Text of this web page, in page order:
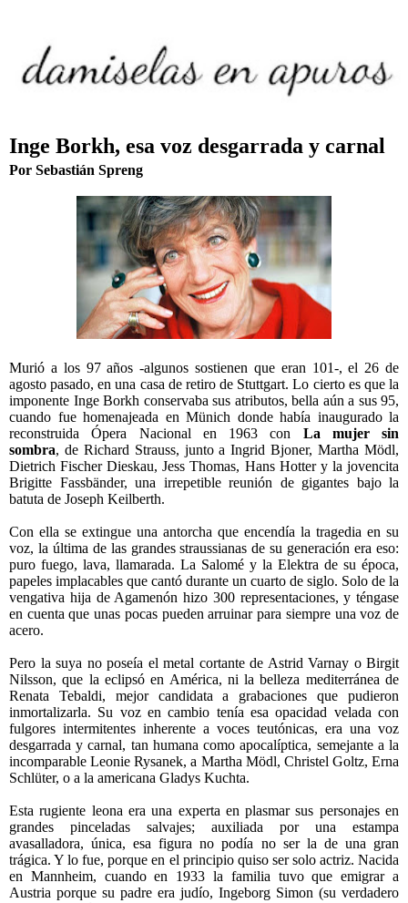
Inge Borkh, esa voz desgarrada y carnal
Por Sebastián Spreng
Murió a los 97 años -algunos sostienen que eran 101-, el 26 de
agosto pasado, en una casa de retiro de Stuttgart. Lo cierto es que la
imponente Inge Borkh conservaba sus atributos, bella aún a sus 95,
cuando fue homenajeada en Münich donde había inaugurado la
reconstruida Ópera Nacional en 1963 con La mujer sin
sombra, de Richard Strauss, junto a Ingrid Bjoner, Martha Mödl,
Dietrich Fischer Dieskau, Jess Thomas, Hans Hotter y la jovencita
Brigitte Fassbänder, una irrepetible reunión de gigantes bajo la
batuta de Joseph Keilberth.
Con ella se extingue una antorcha que encendía la tragedia en su
voz, la última de las grandes straussianas de su generación era eso:
puro fuego, lava, llamarada. La Salomé y la Elektra de su época,
papeles implacables que cantó durante un cuarto de siglo. Solo de la
vengativa hija de Agamenón hizo 300 representaciones, y téngase
en cuenta que unas pocas pueden arruinar para siempre una voz de
acero.
Pero la suya no poseía el metal cortante de Astrid Varnay o Birgit
Nilsson, que la eclipsó en América, ni la belleza mediterránea de
Renata Tebaldi, mejor candidata a grabaciones que pudieron
inmortalizarla. Su voz en cambio tenía esa opacidad velada con
fulgores intermitentes inherente a voces teutónicas, era una voz
desgarrada y carnal, tan humana como apocalíptica, semejante a la
incomparable Leonie Rysanek, a Martha Mödl, Christel Goltz, Erna
Schlüter, o a la americana Gladys Kuchta.
Esta rugiente leona era una experta en plasmar sus personajes en
grandes pinceladas salvajes; auxiliada por una estampa
avasalladora, única, esa figura no podía no ser la de una gran
trágica. Y lo fue, porque en el principio quiso ser solo actriz. Nacida
en Mannheim, cuando en 1933 la familia tuvo que emigrar a
Austria porque su padre era judío, Ingeborg Simon (su verdadero